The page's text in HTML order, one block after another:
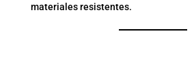
materiales resistentes.